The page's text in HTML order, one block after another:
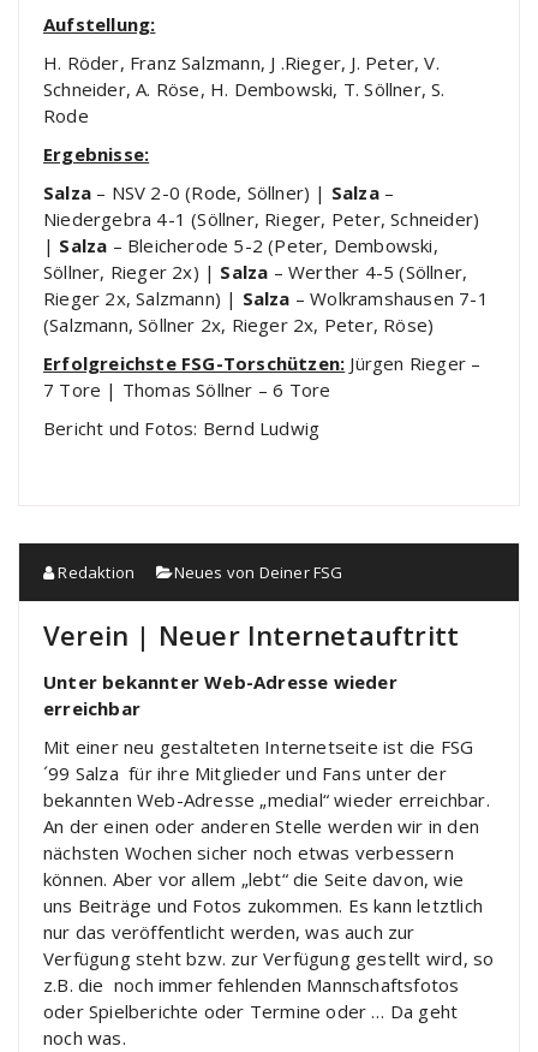
Aufstellung:
H. Röder, Franz Salzmann, J .Rieger, J. Peter, V.
Schneider, A. Röse, H. Dembowski, T. Söllner, S.
Rode
Ergebnisse:
Salza – NSV 2-0 (Rode, Söllner) | Salza–
Niedergebra 4-1 (Söllner, Rieger, Peter, Schneider)
| Salza – Bleicherode 5-2 (Peter, Dembowski,
Söllner, Rieger 2x) | Salza – Werther 4-5 (Söllner,
Rieger 2x, Salzmann) | Salza – Wolkramshausen 7-1
(Salzmann, Söllner 2x, Rieger 2x, Peter, Röse)
Erfolgreichste FSG-Torschützen: Jürgen Rieger –
7 Tore | Thomas Söllner – 6 Tore
Bericht und Fotos: Bernd Ludwig
Redaktion Neues von Deiner FSG
Verein | Neuer Internetauftritt
Unter bekannter Web-Adresse wieder
erreichbar
Mit einer neu gestalteten Internetseite ist die FSG
´99 Salza für ihre Mitglieder und Fans unter der
bekannten Web-Adresse „medial“ wieder erreichbar.
An der einen oder anderen Stelle werden wir in den
nächsten Wochen sicher noch etwas verbessern
können. Aber vor allem „lebt“ die Seite davon, wie
uns Beiträge und Fotos zukommen. Es kann letztlich
nur das veröffentlicht werden, was auch zur
Verfügung steht bzw. zur Verfügung gestellt wird, so
z.B. die noch immer fehlenden Mannschaftsfotos
oder Spielberichte oder Termine oder … Da geht
noch was.